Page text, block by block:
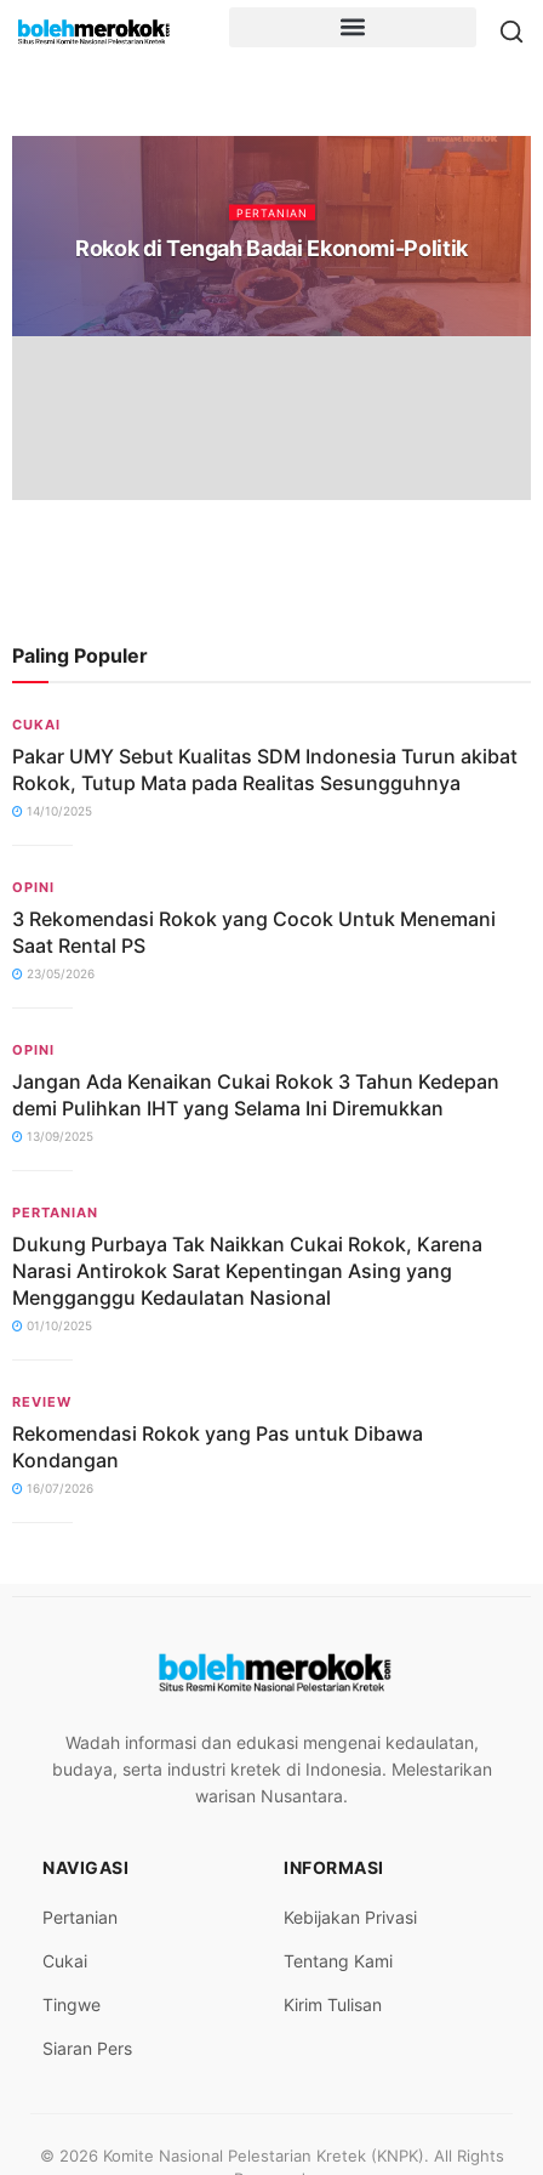
PERTANIAN
Rokok di Tengah Badai Ekonomi-Politik
Paling Populer
CUKAI
Pakar UMY Sebut Kualitas SDM Indonesia Turun akibat
Rokok, Tutup Mata pada Realitas Sesungguhnya
14/10/2025
OPINI
3 Rekomendasi Rokok yang Cocok Untuk Menemani
Saat Rental PS
23/05/2026
OPINI
Jangan Ada Kenaikan Cukai Rokok 3 Tahun Kedepan
demi Pulihkan IHT yang Selama Ini Diremukkan
13/09/2025
PERTANIAN
Dukung Purbaya Tak Naikkan Cukai Rokok, Karena
Narasi Antirokok Sarat Kepentingan Asing yang
Mengganggu Kedaulatan Nasional
01/10/2025
REVIEW
Rekomendasi Rokok yang Pas untuk Dibawa
Kondangan
16/07/2026
Wadah informasi dan edukasi mengenai kedaulatan,
budaya, serta industri kretek di Indonesia. Melestarikan
warisan Nusantara.
NAVIGASI
Pertanian
Cukai
Tingwe
Siaran Pers
INFORMASI
Kebijakan Privasi
Tentang Kami
Kirim Tulisan
© 2026 Komite Nasional Pelestarian Kretek (KNPK). All Rights